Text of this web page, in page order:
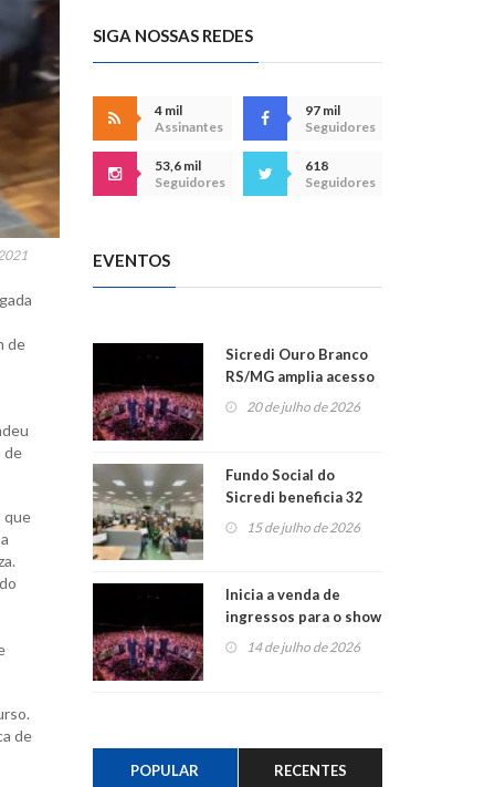
de
de
que
de
SIGA NOSSAS REDES
4 mil
Assinantes
97 mil
Seguidores
53,6 mil
Seguidores
618
Seguidores
EVENTOS
Sicredi Ouro Branco
RS/MG amplia acesso
ao show dos 45 anos
20 de julho de 2026
Fundo Social do
Sicredi beneficia 32
projetos em
Montenegro
15 de julho de 2026
Inicia a venda de
ingressos para o show
do Jota Quest nos 45
14 de julho de 2026
POPULAR RECENTES